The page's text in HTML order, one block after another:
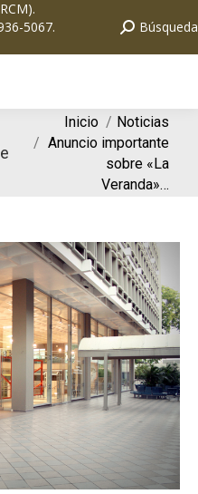
.
5067.
Búsqueda
Estás aquí:
Inicio
Noticias
Anuncio importante
sobre «La
Veranda»…